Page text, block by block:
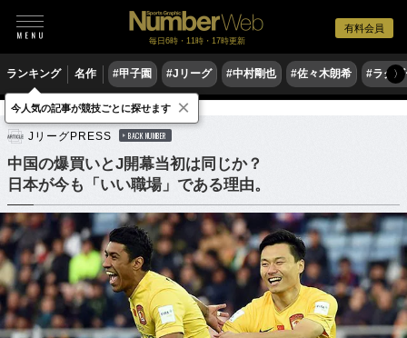
有料会員
毎日6時・11時・17時更新
ランキング 名作 #甲子園 #Jリーグ #中村剛也 #佐々木朗希 #ラグ〉
サッカー Jリーグ
JリーグPRESS BACK NUMBER
中国の爆買いとJ開幕当初は同じか？
日本が今も「いい職場」である理由。
今人気の記事が競技ごとに探せます ×